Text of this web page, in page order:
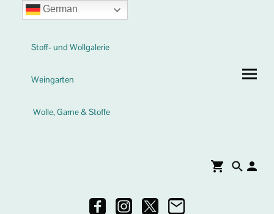
Stoff- und Wollgalerie
Weingarten
Wolle, Garne & Stoffe
German